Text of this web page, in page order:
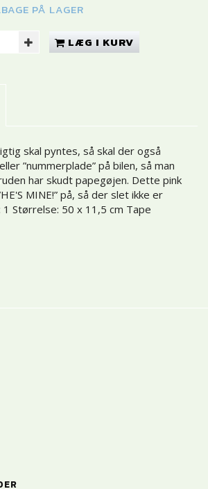
PÅ LAGER
LÆG I KURV
skal pyntes, så skal der også
”nummerplade” på bilen, så man
har skudt papegøjen. Dette pink
MINE!” på, så der slet ikke er
1 Størrelse: 50 x 11,5 cm Tape